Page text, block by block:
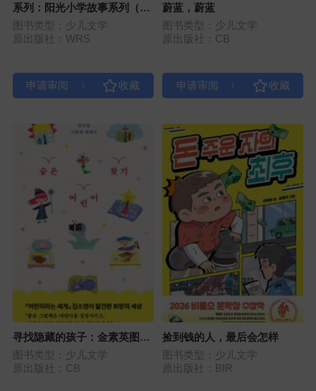
系列：阳光小学故事系列（全
3册）
图书类型：少儿文学
原出版社：WRS
蔚蓝，蔚蓝
图书类型：少儿文学
原出版社：CB
寻找隐藏的孩子：金素英图画
书随笔
图书类型：少儿文学
原出版社：CB
捡到钱的人，最后会怎样
图书类型：少儿文学
原出版社：BIR